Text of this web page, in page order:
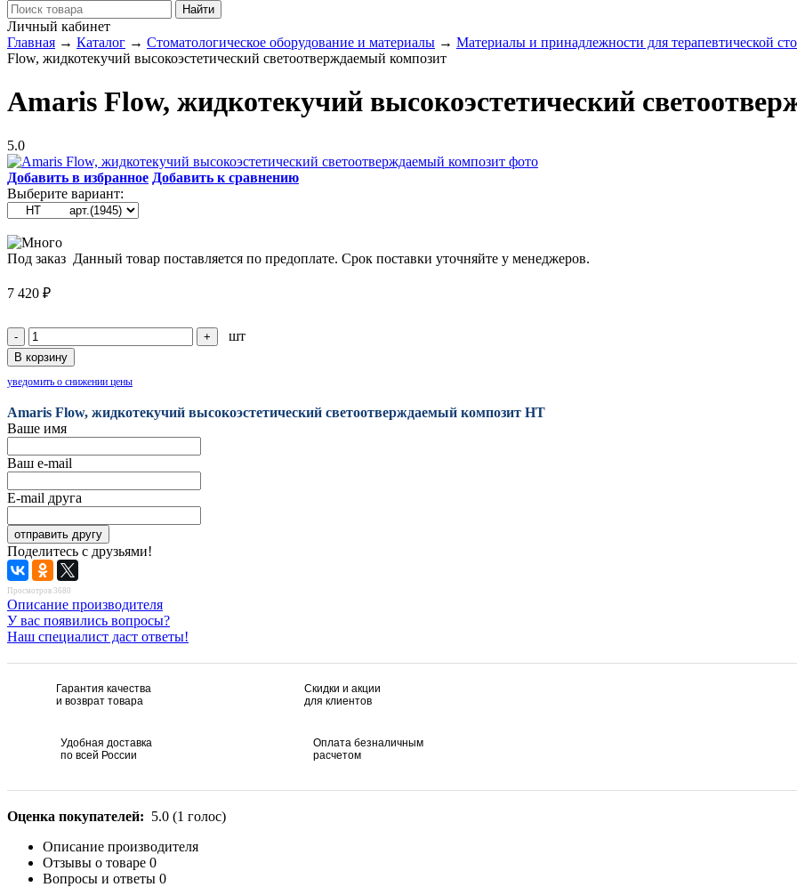
Личный кабинет
Главная → Каталог → Стоматологическое оборудование и материалы → Материалы и принадлежности для терапевтической
Flow, жидкотекучий высокоэстетический светоотверждаемый композит
Amaris Flow, жидкотекучий высокоэстетический
5.0
Добавить в избранное Добавить к сравнению
Выберите вариант:
Под заказ Данный товар поставляется по предоплате. Срок поставки уточняйте у менеджеров.
7 420 ₽
шт
уведомить о снижении цены
Amaris Flow, жидкотекучий высокоэстетический светоотверждаемый композит HT
Ваше имя
Ваш e-mail
E-mail друга
Поделитесь с друзьями!
Просмотров 3680
Описание производителя
У вас появились вопросы?
Наш специалист даст ответы!
Гарантия качества
и возврат товара
Скидки и акции
для клиентов
Удобная доставка
по всей России
Оплата безналичным
расчетом
Оценка покупателей: 5.0 (1 голос)
Описание производителя
Отзывы о товаре 0
Вопросы и ответы 0